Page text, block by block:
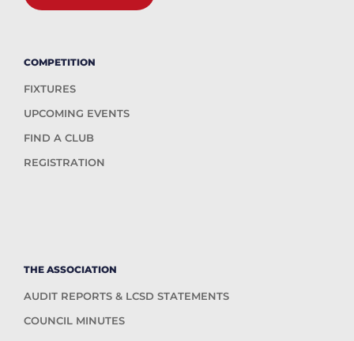
COMPETITION
FIXTURES
UPCOMING EVENTS
FIND A CLUB
REGISTRATION
THE ASSOCIATION
AUDIT REPORTS & LCSD STATEMENTS
COUNCIL MINUTES